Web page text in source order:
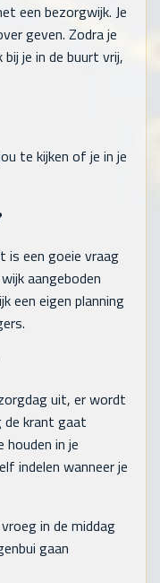
een bezorgwijk. Je
geven. Zodra je
je in de buurt vrij,
te kijken of je in je
is een goeie vraag
aangeboden
een eigen planning
uit, er wordt
de krant gaat
houden in je
indelen wanneer je
in de middag
gaan